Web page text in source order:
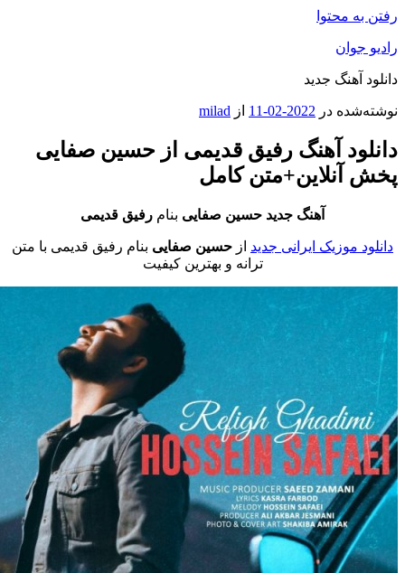
به محتوا
جوان
آهنگ جدید
در 2022-02-11 ازmilad
آهنگ رفیق قدیمی از حسین صفایی
آنلاین+متن کامل
آهنگ جدید حسین صفاییبنامرفیق قدیمی
موزیک ایرانی جدیدازحسین صفاییبنام رفیق قدیمی با متن
ترانه و بهترین کیفیت